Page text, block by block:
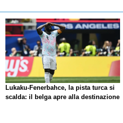
Lukaku-Fenerbahce, la pista turca si
scalda: il belga apre alla destinazione